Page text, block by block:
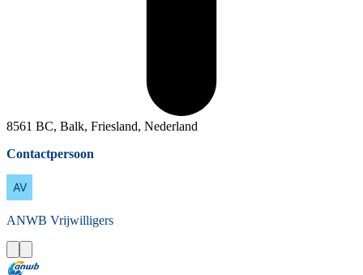
8561 BC, Balk, Friesland, Nederland
Contactpersoon
ANWB Vrijwilligers